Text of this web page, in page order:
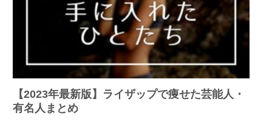
【2023年最新版】ライザップで痩せた芸能人・
有名人まとめ